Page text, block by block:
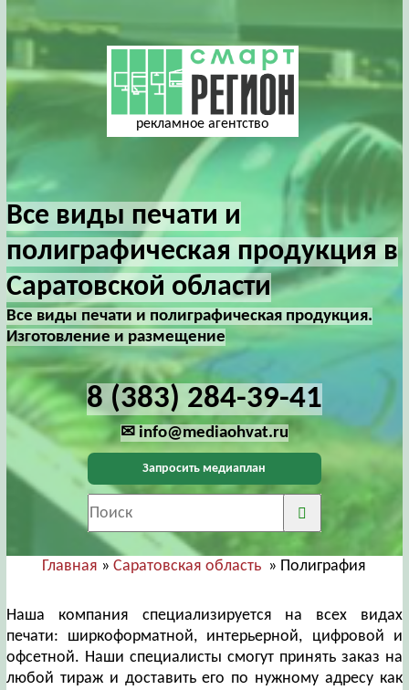
рекламное агентство
Все виды печати и
полиграфическая продукция в
Саратовской области
Все виды печати и полиграфическая продукция.
Изготовление и размещение
8 (383) 284-39-41
✉ info@mediaohvat.ru
Запросить медиаплан
Главная »Саратовская область » Полиграфия
Наша компания специализируется на всех видах
печати: ширкоформатной, интерьерной, цифровой и
офсетной. Наши специалисты смогут принять заказ на
любой тираж и доставить его по нужному адресу как